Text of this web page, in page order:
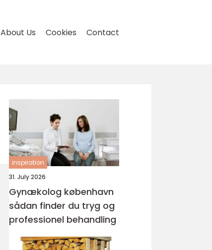
About Us Cookies Contact
inspiration
31. July 2026
Gynækolog københavn
sådan finder du tryg og
professionel behandling